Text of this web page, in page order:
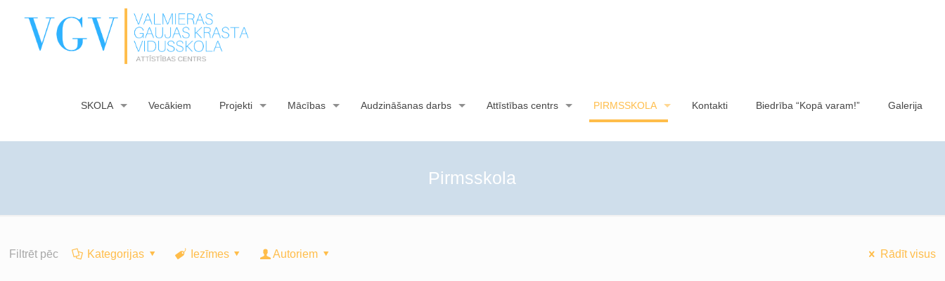
SKOLA Vecākiem Projekti Mācības Audzināšanas darbs Attīstības centrs PIRMSSKOLA Kontakti Biedrība “Kopā varam!” Galerija
Pirmsskola
Filtrēt pēc Kategorijas Iezīmes Autoriem Rādīt visus